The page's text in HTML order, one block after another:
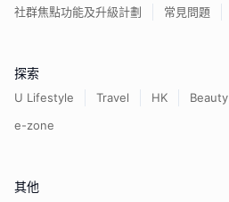
社群焦點功能及升級計劃
常見問題
探索
U Lifestyle Travel HK Beauty
e-zone
其他